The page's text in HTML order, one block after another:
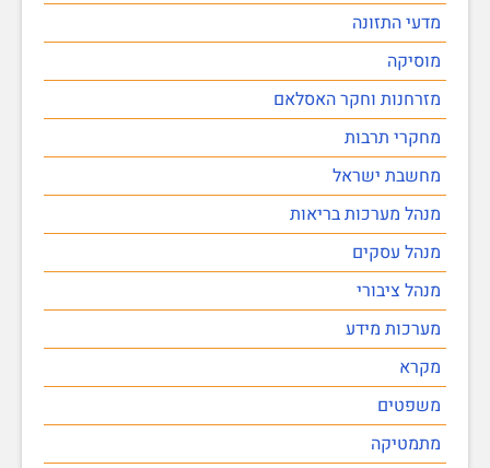
מדעי התזונה
מוסיקה
מזרחנות וחקר האסלאם
מחקרי תרבות
מחשבת ישראל
מנהל מערכות בריאות
מנהל עסקים
מנהל ציבורי
מערכות מידע
מקרא
משפטים
מתמטיקה